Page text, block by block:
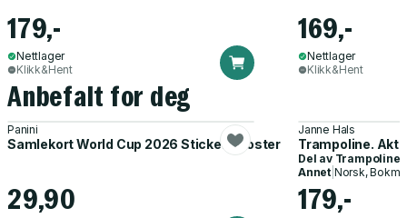
179,-
Nettlager
Klikk&Hent
169,-
Nettlager
Klikk&Hent
Anbefalt for deg
Panini
Samlekort World Cup 2026 Sticker Booster
29,90
Janne Hals
Trampoline.
Del av Trampoline
Annet| Norsk,
179,-